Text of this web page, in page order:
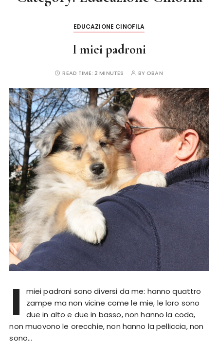
EDUCAZIONE CINOFILA
I miei padroni
READ TIME:2 MINUTES BY OBAN
I
miei padroni sono diversi da me: hanno quattro
zampe ma non vicine come le mie, le loro sono
due in alto e due in basso, non hanno la coda,
non muovono le orecchie, non hanno la pelliccia, non
sono…